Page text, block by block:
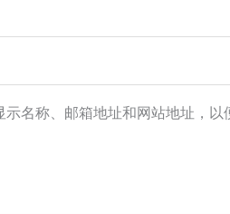
名称、邮箱地址和网站地址，以